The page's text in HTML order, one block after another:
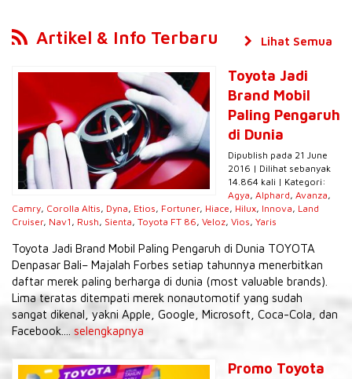
Artikel & Info Terbaru
Toyota Jadi
Brand Mobil
Paling Pengaruh
di Dunia
Dipublish pada 21 June
2016 | Dilihat sebanyak
14.864 kali | Kategori:
Agya, Alphard, Avanza,
Camry, Corolla Altis, Dyna, Etios, Fortuner, Hiace, Hilux, Innova, Land
Cruiser, Nav1 , Rush, Sienta, Toyota FT 86, Veloz, Vios, Yaris
Toyota Jadi Brand Mobil Paling Pengaruh di Dunia TOYOTA
Denpasar Bali– Majalah Forbes setiap tahunnya menerbitkan
daftar merek paling berharga di dunia (most valuable brands).
Lima teratas ditempati merek nonautomotif yang sudah
sangat dikenal, yakni Apple, Google, Microsoft, Coca-Cola, dan
Facebook.... selengkapnya
Promo Toyota
Lihat Semua